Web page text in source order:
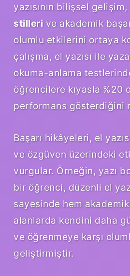
yazısının bilişsel gelişim,
stillerive akademik
olumlu etkilerini ortaya
çalışma, el yazısı ile
okuma-anlama
öğrencilere kıyasla %20
performans gösterdiğini
Başarı hikâyeleri, el
ve özgüven üzerindeki
vurgular. Örneğin, yazı
bir öğrenci, düzenli el
sayesinde hem
alanlarda kendini daha
ve öğrenmeye karşı
geliştirmiştir.